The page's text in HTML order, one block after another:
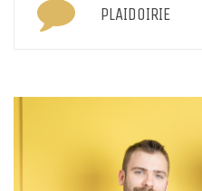
PLAIDOIRIE